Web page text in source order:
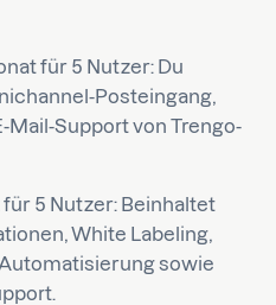
für 5 Nutzer: Du
Posteingang,
Mail-Support von Trengo-
5 Nutzer: Beinhaltet
White Labeling,
sowie